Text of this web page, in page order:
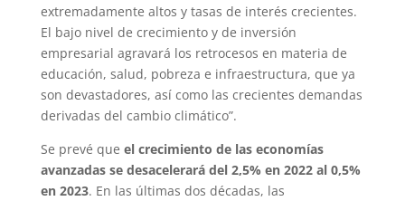
extremadamente altos y tasas de interés crecientes.
El bajo nivel de crecimiento y de inversión
empresarial agravará los retrocesos en materia de
educación, salud, pobreza e infraestructura, que ya
son devastadores, así como las crecientes demandas
derivadas del cambio climático”.
Se prevé que el crecimiento de las economías
avanzadas se desacelerará del 2,5% en 2022 al 0,5%
en 2023. En las últimas dos décadas, las